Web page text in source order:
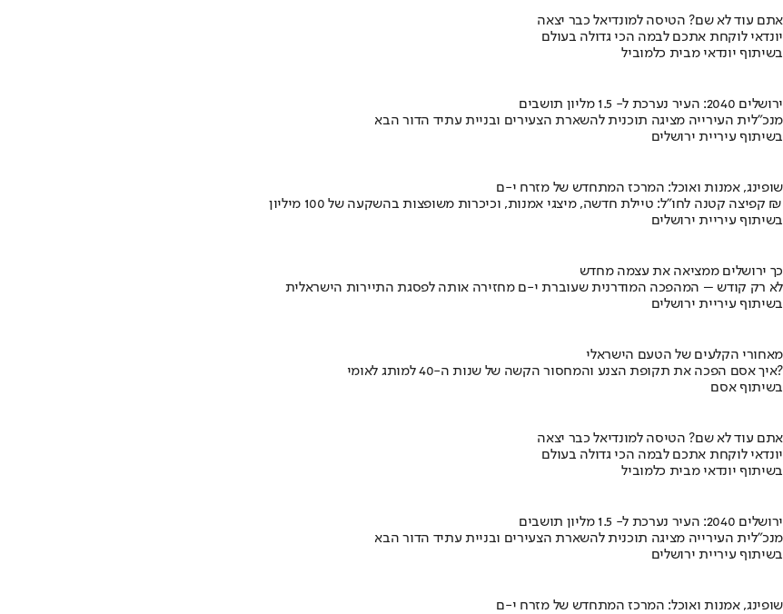
אתם עוד לא שם? הטיסה למונדיאל כבר יצאה
יונדאי לוקחת אתכם לבמה הכי גדולה בעולם
בשיתוף יונדאי מבית כלמוביל
ירושלים 2040: העיר נערכת ל- 1.5 מליון תושבים
מנכ"לית העירייה מציגה תוכנית להשארת הצעירים ובניית עתיד הדור הבא
בשיתוף עיריית ירושלים
שופינג, אמנות ואוכל: המרכז המתחדש של מזרח י-ם
קפיצה קטנה לחו"ל: טיילת חדשה, מיצגי אמנות, וכיכרות משופצות בהשקעה של 100 מיליון ₪
בשיתוף עיריית ירושלים
כך ירושלים ממציאה את עצמה מחדש
לא רק קודש – המהפכה המודרנית שעוברת י-ם מחזירה אותה לפסגת התיירות הישראלית
בשיתוף עיריית ירושלים
מאחורי הקלעים של הטעם הישראלי
איך אסם הפכה את תקופת הצנע והמחסור הקשה של שנות ה-40 למותג לאומי?
בשיתוף אסם
אתם עוד לא שם? הטיסה למונדיאל כבר יצאה
יונדאי לוקחת אתכם לבמה הכי גדולה בעולם
בשיתוף יונדאי מבית כלמוביל
ירושלים 2040: העיר נערכת ל- 1.5 מליון תושבים
מנכ"לית העירייה מציגה תוכנית להשארת הצעירים ובניית עתיד הדור הבא
בשיתוף עיריית ירושלים
שופינג, אמנות ואוכל: המרכז המתחדש של מזרח י-ם